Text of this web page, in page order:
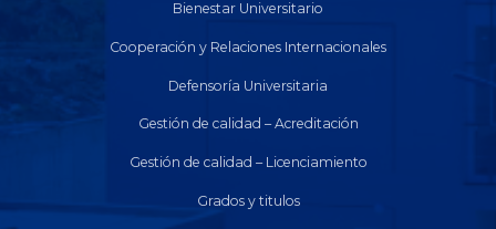
Bienestar Universitario
Cooperación y Relaciones Internacionales
Defensoría Universitaria
Gestión de calidad – Acreditación
Gestión de calidad – Licenciamiento
Grados y titulos